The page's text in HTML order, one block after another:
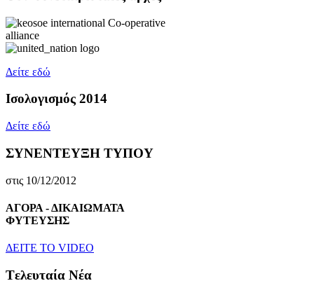
Δείτε εδώ
Ισολογισμός 2014
Δείτε εδώ
ΣΥΝΕΝΤΕΥΞΗ ΤΥΠΟΥ
στις 10/12/2012
ΑΓΟΡΑ - ΔΙΚΑΙΩΜΑΤΑ
ΦΥΤΕΥΣΗΣ
ΔEITE TO VIDEO
Tελευταία Nέα